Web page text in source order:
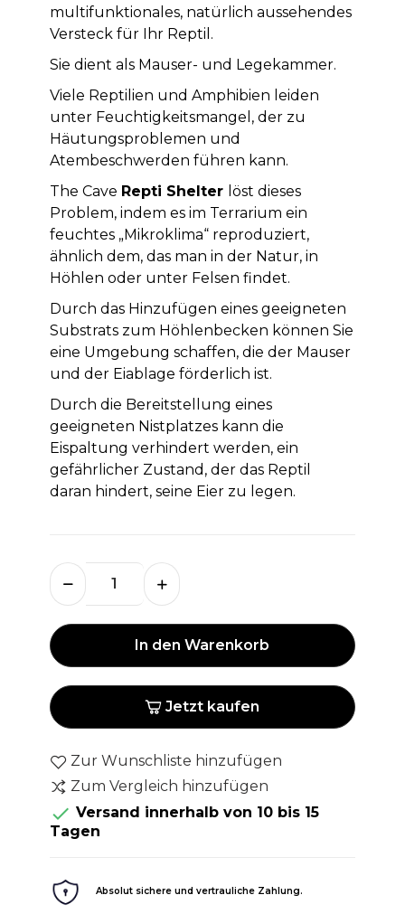
multifunktionales, natürlich aussehendes
Versteck für Ihr Reptil.
Sie dient als Mauser- und Legekammer.
Viele Reptilien und Amphibien leiden
unter Feuchtigkeitsmangel, der zu
Häutungsproblemen und
Atembeschwerden führen kann.
The Cave Repti Shelter löst dieses
Problem, indem es im Terrarium ein
feuchtes „Mikroklima“ reproduziert,
ähnlich dem, das man in der Natur, in
Höhlen oder unter Felsen findet.
Durch das Hinzufügen eines geeigneten
Substrats zum Höhlenbecken können Sie
eine Umgebung schaffen, die der Mauser
und der Eiablage förderlich ist.
Durch die Bereitstellung eines
geeigneten Nistplatzes kann die
Eispaltung verhindert werden, ein
gefährlicher Zustand, der das Reptil
daran hindert, seine Eier zu legen.
In den Warenkorb
Jetzt kaufen
Zur Wunschliste hinzufügen
Zum Vergleich hinzufügen
 Versand innerhalb von 10 bis 15
Tagen
Absolut sichere und vertrauliche Zahlung.